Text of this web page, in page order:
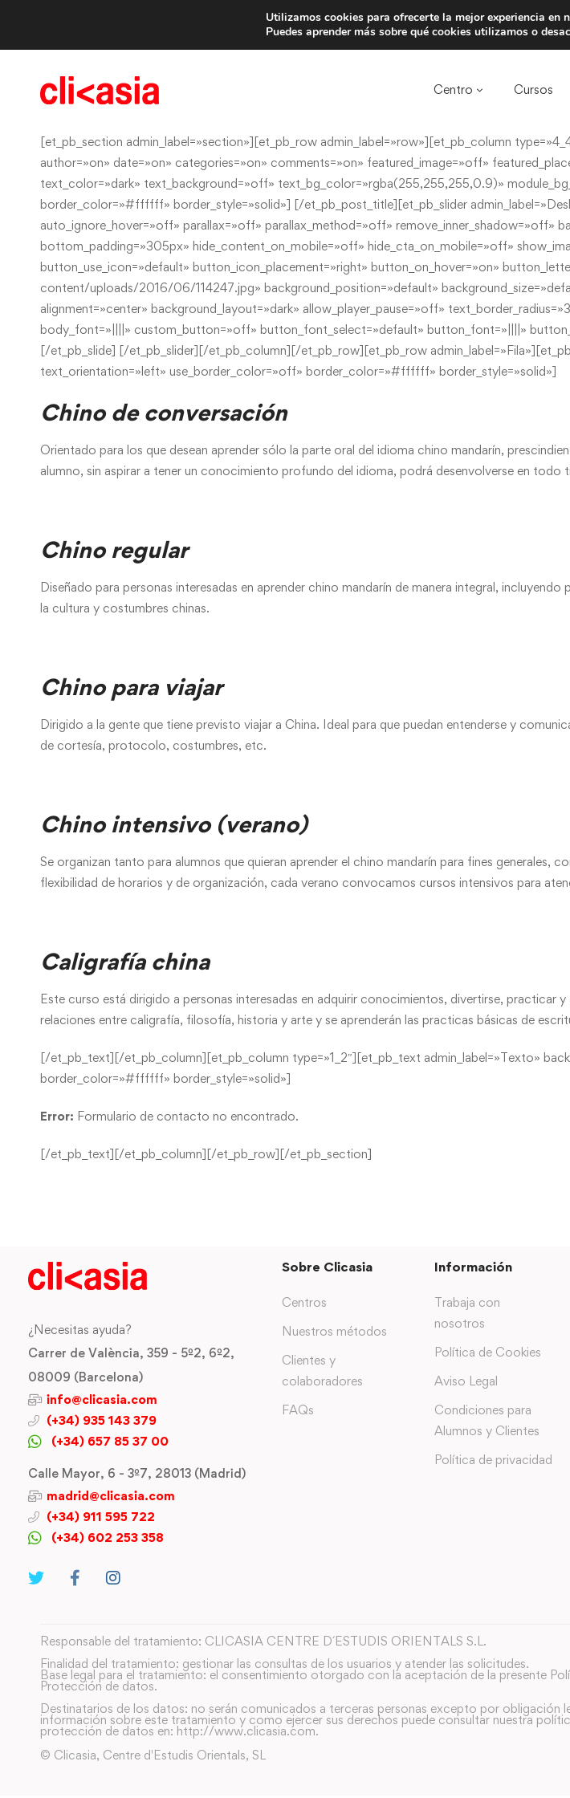
Trae a un amigo y llevaos un
Centro Cursos
[et_pb_section admin_label=»section»][et_pb_row admin_label=»row»][et_pb_column
author=»on» date=»on» categories=»on» comments=»on» featured_image=»off»
text_color=»dark» text_background=»off» text_bg_color=»rgba(255,255,255,0.9)»
border_color=»#ffffff» border_style=»solid»] [/et_pb_post_title][et_pb_slider
auto_ignore_hover=»off» parallax=»off» parallax_method=»off» remove_inner_shadow=»off»
bottom_padding=»305px» hide_content_on_mobile=»off» hide_cta_on_mobile=»off»
button_use_icon=»default» button_icon_placement=»right» button_on_hover=»on»
content/uploads/2016/06/114247.jpg» background_position=»default»
alignment=»center» background_layout=»dark» allow_player_pause=»off»
body_font=»||||» custom_button=»off» button_font_select=»default» button_font=»||||»
[/et_pb_slide] [/et_pb_slider][/et_pb_column][/et_pb_row][et_pb_row
text_orientation=»left» use_border_color=»off» border_color=»#ffffff» border_style=»solid»]
Chino de conversación
Orientado para los que desean aprender sólo la parte oral del idioma chino mandarín,
alumno, sin aspirar a tener un conocimiento profundo del idioma, podrá desenvolverse en todo
Chino regular
Diseñado para personas interesadas en aprender chino mandarín de manera integral,
la cultura y costumbres chinas.
Chino para viajar
Dirigido a la gente que tiene previsto viajar a China. Ideal para que puedan entenderse y
de cortesía, protocolo, costumbres, etc.
Chino intensivo (verano)
Se organizan tanto para alumnos que quieran aprender el chino mandarín para fines generales,
flexibilidad de horarios y de organización, cada verano convocamos cursos intensivos para
Caligrafía china
Este curso está dirigido a personas interesadas en adquirir conocimientos, divertirse, practicar
relaciones entre caligrafía, filosofía, historia y arte y se aprenderán las practicas básicas de
[/et_pb_text][/et_pb_column][et_pb_column type=»1_2″][et_pb_text admin_label=»Texto»
border_color=»#ffffff» border_style=»solid»]
Error: Formulario de contacto no encontrado.
[/et_pb_text][/et_pb_column][/et_pb_row][/et_pb_section]
¿Necesitas ayuda?
Carrer de València, 359 - 5º2, 6º2,
08009 (Barcelona)
info@clicasia.com
(+34) 935 143 379
(+34) 657 85 37 00
Calle Mayor, 6 - 3º7, 28013 (Madrid)
madrid@clicasia.com
(+34) 911 595 722
(+34) 602 253 358
Sobre Clicasia
Centros
Nuestros métodos
Clientes y
colaboradores
FAQs
Información
Trabaja con
nosotros
Política de Cookies
Aviso Legal
Condiciones para
Alumnos y Clientes
Política de privacidad
Responsable del tratamiento: CLICASIA CENTRE D´ESTUDIS ORIENTALS S.L.
Finalidad del tratamiento: gestionar las consultas de los usuarios y atender las solicitudes.
Base legal para el tratamiento: el consentimiento otorgado con la aceptación de la presente
Protección de datos.
Destinatarios de los datos: no serán comunicados a terceras personas excepto por obligación
información sobre este tratamiento y como ejercer sus derechos puede consultar nuestra
protección de datos en: http://www.clicasia.com.
© Clicasia, Centre d'Estudis Orientals, SL
Utilizamos cookies para ofrecerte la mejor experiencia en
Puedes aprender más sobre qué cookies utilizamos o